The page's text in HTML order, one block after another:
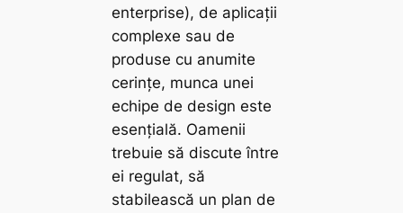
enterprise), de aplicații
complexe sau de
produse cu anumite
cerințe, munca unei
echipe de design este
esențială. Oamenii
trebuie să discute între
ei regulat, să
stabilească un plan de